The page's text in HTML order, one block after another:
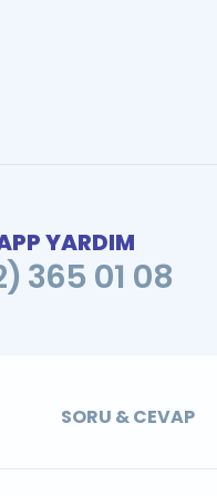
YARDIM
365 01 08
SORU & CEVAP